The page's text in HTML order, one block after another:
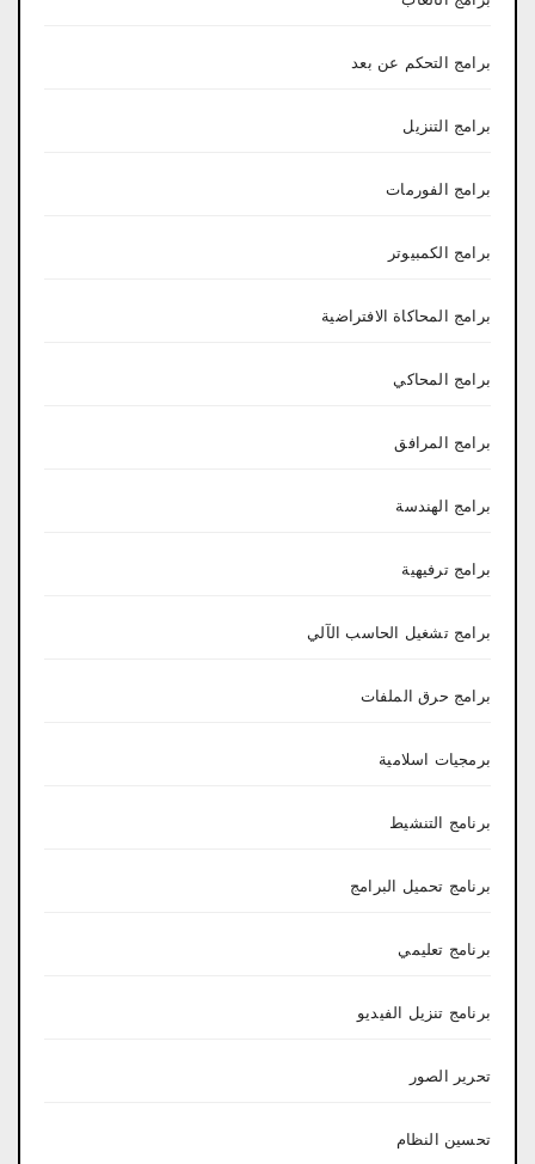
برامج التحكم عن بعد
برامج التنزيل
برامج الفورمات
برامج الكمبيوتر
برامج المحاكاة الافتراضية
برامج المحاكي
برامج المرافق
برامج الهندسة
برامج ترفيهية
برامج تشغيل الحاسب الآلي
برامج حرق الملفات
برمجيات اسلامية
برنامج التنشيط
برنامج تحميل البرامج
برنامج تعليمي
برنامج تنزيل الفيديو
تحرير الصور
تحسين النظام